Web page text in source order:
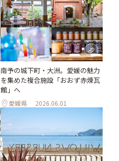
南予の城下町・大洲。愛媛の魅力
を集めた複合施設「おおず赤煉瓦
館」へ
愛媛県 2026.06.01